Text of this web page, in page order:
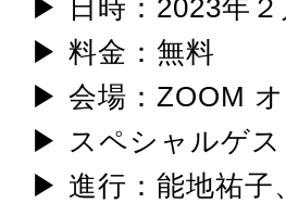
▶ 日時：2023年
▶ 料金：無料
▶ 会場：ZOOM
▶ スペシャルゲス
▶ 進行：能地祐子